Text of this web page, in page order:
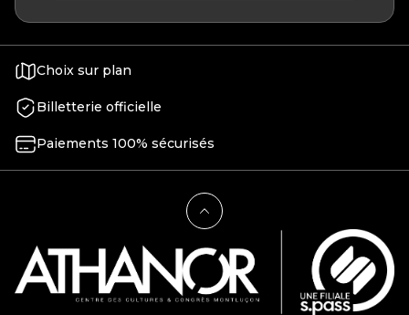
Choix sur plan
Billetterie officielle
Paiements 100% sécurisés